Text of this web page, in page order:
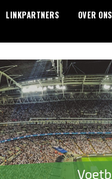
LINKPARTNERS OVER ONS